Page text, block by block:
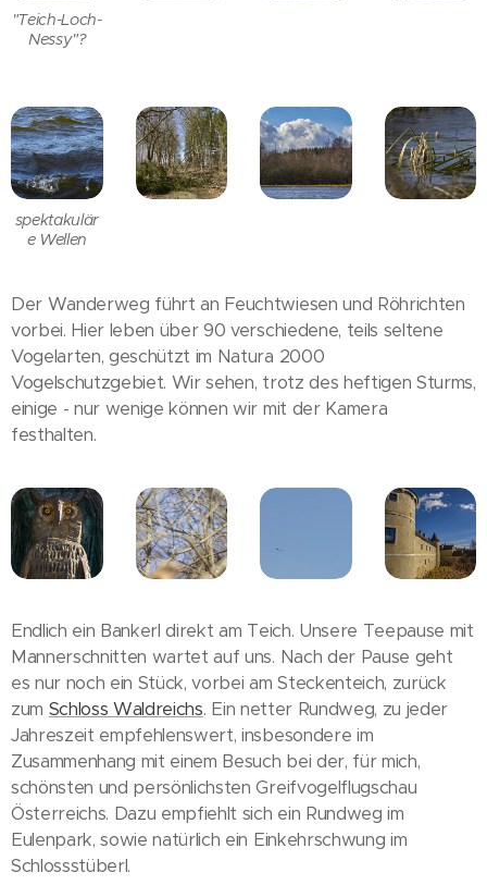
"Teich-Loch-
Nessy"?
spektakulär
e Wellen
Der Wanderweg führt an Feuchtwiesen und Röhrichten
vorbei. Hier leben über 90 verschiedene, teils seltene
Vogelarten, geschützt im Natura 2000
Vogelschutzgebiet. Wir sehen, trotz des heftigen Sturms,
einige - nur wenige können wir mit der Kamera
festhalten.
Endlich ein Bankerl direkt am Teich. Unsere Teepause mit
Mannerschnitten wartet auf uns. Nach der Pause geht
es nur noch ein Stück, vorbei am Steckenteich, zurück
zum Schloss Waldreichs. Ein netter Rundweg, zu jeder
Jahreszeit empfehlenswert, insbesondere im
Zusammenhang mit einem Besuch bei der, für mich,
schönsten und persönlichsten Greifvogelflugschau
Österreichs. Dazu empfiehlt sich ein Rundweg im
Eulenpark, sowie natürlich ein Einkehrschwung im
Schlossstüberl.